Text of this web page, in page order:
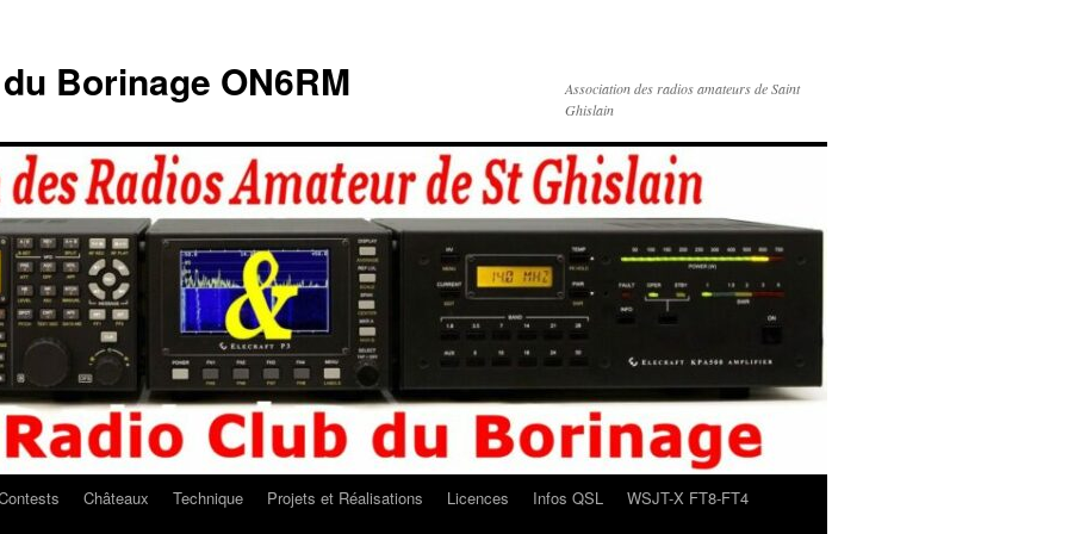
Borinage ON6RM
Association des radios amateurs de Saint
Ghislain
Châteaux Technique Projets et Réalisations Licences Infos QSL
WSJT-X FT8-FT4